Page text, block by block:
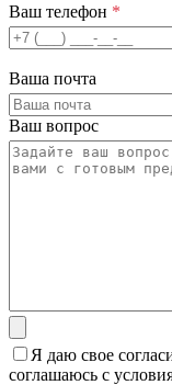
Ваш телефон *
Ваша почта
Ваш вопрос
Я даю свое
соглашаюсь с